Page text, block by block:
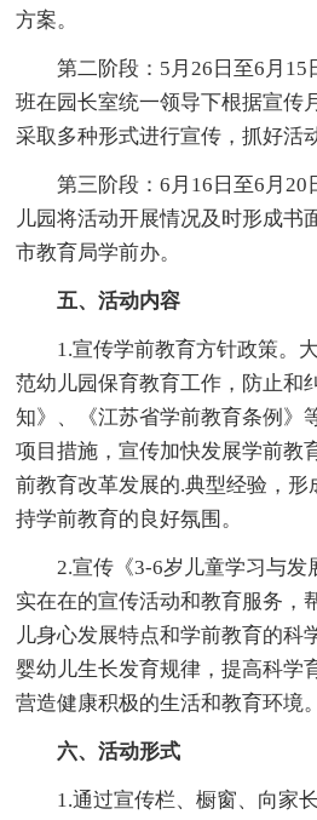
方案。
第二阶段：5月26日至6月15
班在园长室统一领导下根据宣传
采取多种形式进行宣传，抓好活
第三阶段：6月16日至6月20
儿园将活动开展情况及时形成书
市教育局学前办。
五、活动内容
1.宣传学前教育方针政策。
范幼儿园保育教育工作，防止和
知》、《江苏省学前教育条例》
项目措施，宣传加快发展学前教
前教育改革发展的.典型经验，形
持学前教育的良好氛围。
2.宣传《3-6岁儿童学习与
实在在的宣传活动和教育服务，
儿身心发展特点和学前教育的科
婴幼儿生长发育规律，提高科学
营造健康积极的生活和教育环境。
六、活动形式
1.通过宣传栏、橱窗、向家